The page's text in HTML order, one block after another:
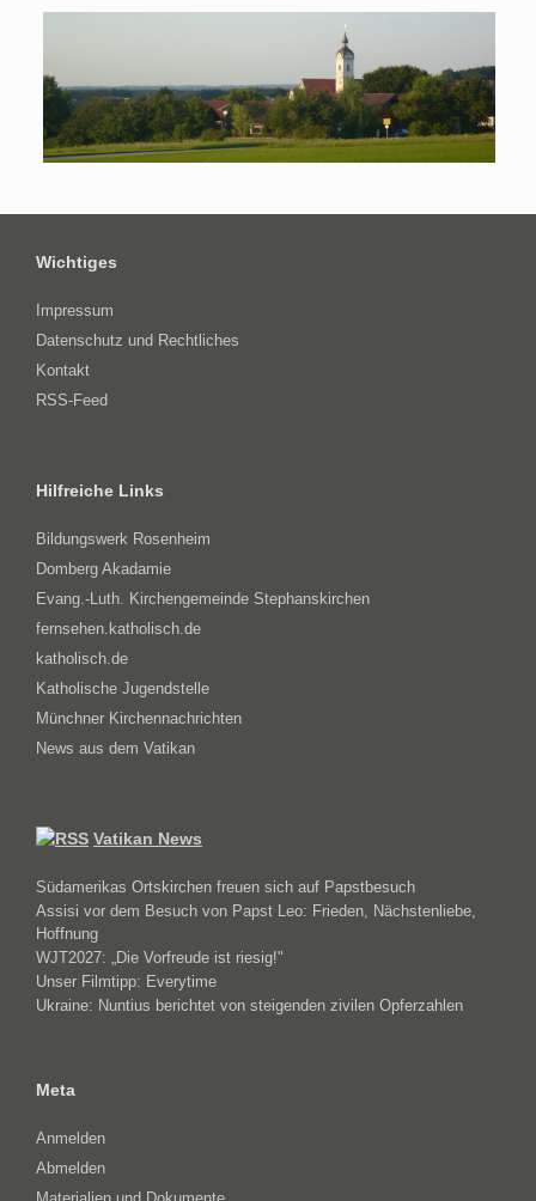
Wichtiges
Impressum
Datenschutz und Rechtliches
Kontakt
RSS-Feed
Hilfreiche Links
Bildungswerk Rosenheim
Domberg Akadamie
Evang.-Luth. Kirchengemeinde Stephanskirchen
fernsehen.katholisch.de
katholisch.de
Katholische Jugendstelle
Münchner Kirchennachrichten
News aus dem Vatikan
Vatikan News
Südamerikas Ortskirchen freuen sich auf Papstbesuch
Assisi vor dem Besuch von Papst Leo: Frieden, Nächstenliebe,
Hoffnung
WJT2027: „Die Vorfreude ist riesig!"
Unser Filmtipp: Everytime
Ukraine: Nuntius berichtet von steigenden zivilen Opferzahlen
Meta
Anmelden
Abmelden